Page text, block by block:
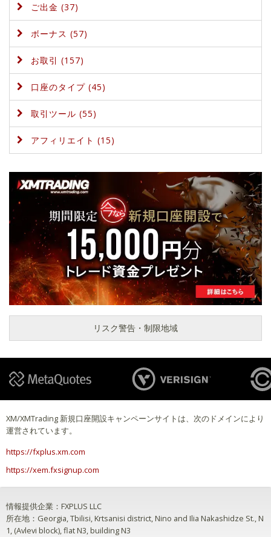
ご出金 (37)
ボーナス (57)
お取引 (157)
口座のタイプ (45)
取引ツール (55)
アフィリエイト (15)
リスク警告・制限地域
XM/XMTrading 新規口座開設キャンペーンサイトは、次のドメインにより
運営されています。
https://fxplus.xm.com
https://xem.fxsignup.com
情報提供企業：FXPLUS LLC
所在地：Georgia, Tbilisi, Krtsanisi district, Nino and Ilia Nakashidze St., N
1, (Avlevi block), flat N3, building N3